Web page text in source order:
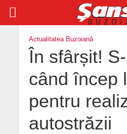
Actualitatea Buzoiană
În sfârșit!
când încep
pentru
autostrăzii